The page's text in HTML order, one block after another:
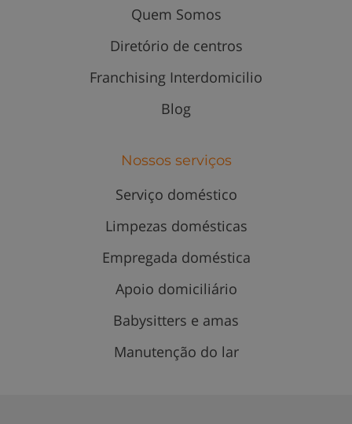
Quem Somos
Diretório de centros
Franchising Interdomicilio
Blog
Nossos serviços
Serviço doméstico
Limpezas domésticas
Empregada doméstica
Apoio domiciliário
Babysitters e amas
Manutenção do lar